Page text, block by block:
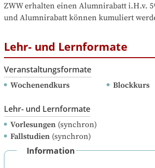
ZWW erhalten einen Alumnirabatt i.H.v.
und Alumnirabatt können kumuliert
Lehr- und Lernformate
Veranstaltungsformate
Wochenendkurs Blockkurs
Lehr- und Lernformate
Vorlesungen (synchron)
Fallstudien (synchron)
Information